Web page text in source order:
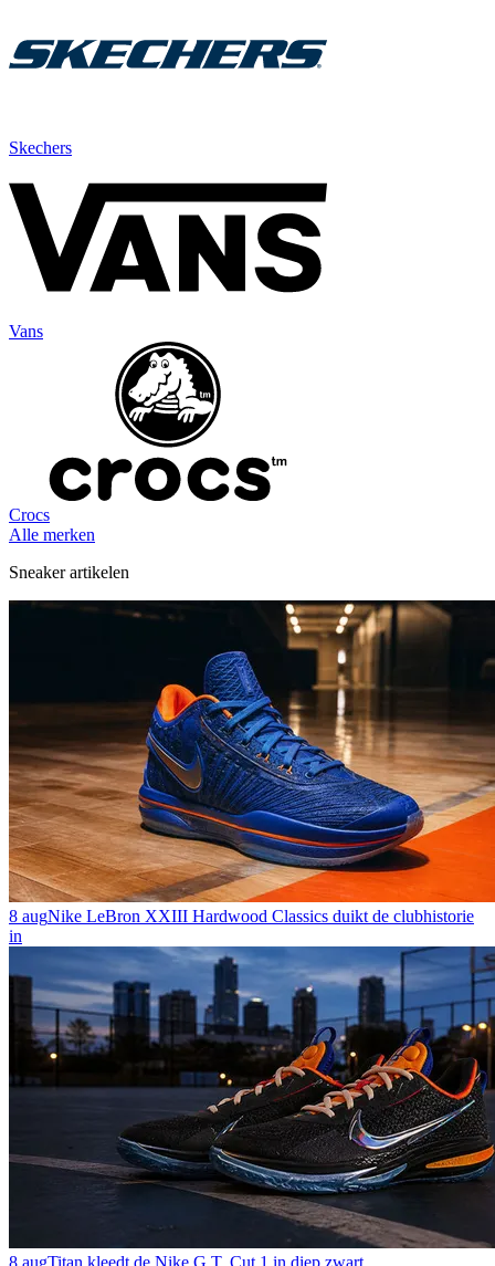
Skechers
Vans
Crocs
Alle merken
Sneaker artikelen
8 augNike LeBron XXIII Hardwood Classics duikt de clubhistorie
in
8 augTitan kleedt de Nike G.T. Cut 1 in diep zwart